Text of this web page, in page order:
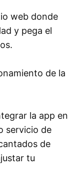
web donde
y pega el
de la
la app en
servicio de
de
tu